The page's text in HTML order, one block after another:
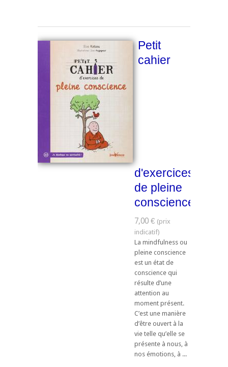
Petit
cahier
d'exercices
de pleine
conscience
7,00 €
La mindfulness ou
pleine conscience
est un état de
conscience qui
résulte d’une
attention au
moment présent.
C’est une manière
d’être ouvert à la
vie telle qu’elle se
présente à nous, à
nos émotions, à ...